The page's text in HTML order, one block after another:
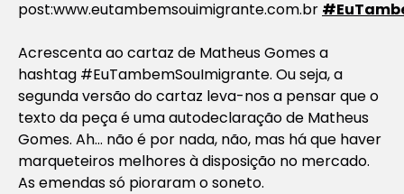
post:www.eutambemsouimigrante.com.br
Acrescenta ao cartaz de Matheus Gomes a
hashtag #EuTambemSouImigrante. Ou seja, a
segunda versão do cartaz leva-nos a pensar que o
texto da peça é uma autodeclaração de Matheus
Gomes. Ah… não é por nada, não, mas há que haver
marqueteiros melhores à disposição no mercado.
As emendas só pioraram o soneto.